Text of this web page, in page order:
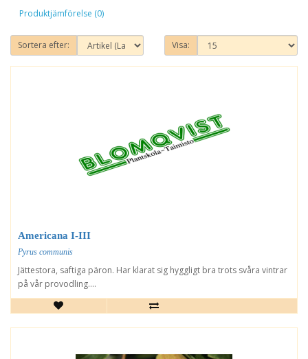
Produktjämförelse (0)
Sortera efter: Visa:
Americana I-III
Pyrus communis
Jättestora, saftiga päron. Har klarat sig hyggligt bra trots svåra vintrar
på vår provodling....